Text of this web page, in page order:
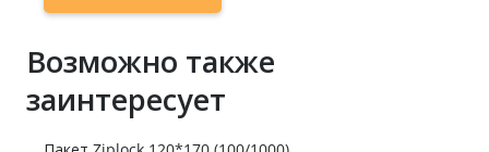
Возможно также
заинтересует